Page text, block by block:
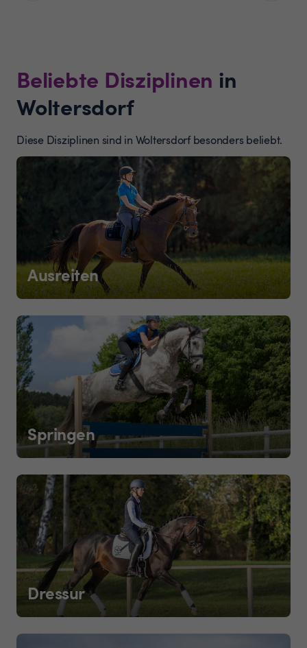
Beliebte Disziplinen in
Woltersdorf
Diese Disziplinen sind in Woltersdorf besonders beliebt.
Ausreiten
Springen
Dressur